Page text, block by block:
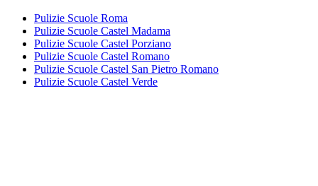
Pulizie Scuole Roma
Pulizie Scuole Castel Madama
Pulizie Scuole Castel Porziano
Pulizie Scuole Castel Romano
Pulizie Scuole Castel San Pietro Romano
Pulizie Scuole Castel Verde